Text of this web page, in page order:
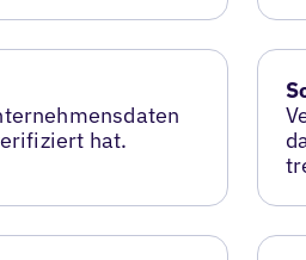
hat.